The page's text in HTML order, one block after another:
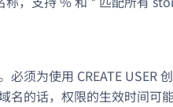
必须为使用 CREATE
名的话，权限的生效时间可